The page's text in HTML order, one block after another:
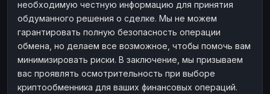
необходимую честную информацию для принятия
обдуманного решения о сделке. Мы не можем
гарантировать полную безопасность операции
обмена, но делаем все возможное, чтобы помочь вам
минимизировать риски. В заключение, мы призываем
вас проявлять осмотрительность при выборе
криптообменника для ваших финансовых операций.